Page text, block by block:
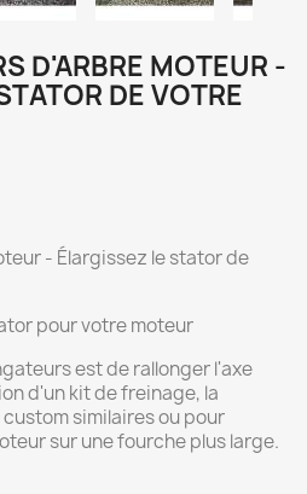
D'ARBRE MOTEUR -
DE VOTRE
- Élargissez le stator de
pour votre moteur
est de rallonger l'axe
d'un kit de freinage, la
similaires ou pour
sur une fourche plus large.